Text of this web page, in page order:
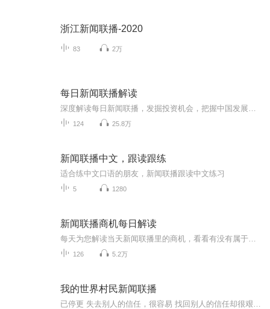
浙江新闻联播-2020
83 2万
每日新闻联播解读
124 25.8万
新闻联播中文，跟读跟练
适合练中文口语的朋友，新闻联播跟读中文练习
5 1280
新闻联播商机每日解读
126 5.2万
我的世界村民新闻联播